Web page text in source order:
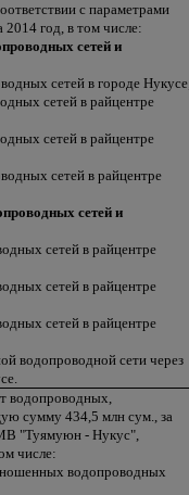
с параметрами
год, в том числе:
сетей и
сетей в городе
сетей в райцентре
сетей в райцентре
сетей в райцентре
сетей и
сетей в райцентре
сетей в райцентре
сетей в райцентре
водопроводной сети через
водопроводных,
сумму 434,5 млн сум., за
"Туямуюн - Нукус",
числе:
водопроводных